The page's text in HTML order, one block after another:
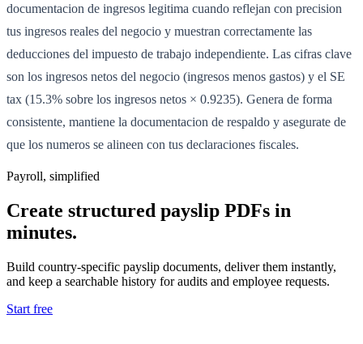
documentacion de ingresos legitima cuando reflejan con precision
tus ingresos reales del negocio y muestran correctamente las
deducciones del impuesto de trabajo independiente. Las cifras clave
son los ingresos netos del negocio (ingresos menos gastos) y el SE
tax (15.3% sobre los ingresos netos × 0.9235). Genera de forma
consistente, mantiene la documentacion de respaldo y asegurate de
que los numeros se alineen con tus declaraciones fiscales.
Payroll, simplified
Create structured payslip PDFs in
minutes.
Build country-specific payslip documents, deliver them instantly,
and keep a searchable history for audits and employee requests.
Start free